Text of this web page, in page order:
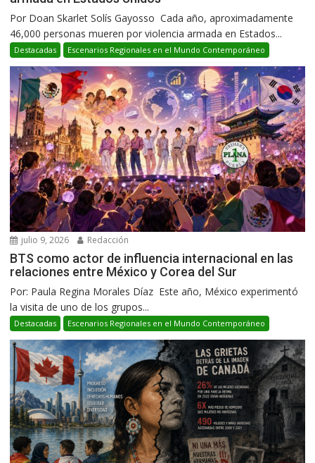
Por Doan Skarlet Solís Gayosso Cada año, aproximadamente
46,000 personas mueren por violencia armada en Estados...
Destacadas Escenarios Regionales en el Mundo Contemporáneo
julio 9, 2026 Redacción
BTS como actor de influencia internacional en las
relaciones entre México y Corea del Sur
Por: Paula Regina Morales Díaz Este año, México experimentó
la visita de uno de los grupos...
Destacadas Escenarios Regionales en el Mundo Contemporáneo